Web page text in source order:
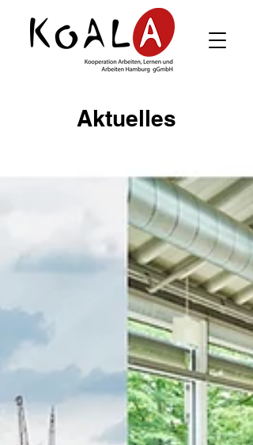
Aktuelles